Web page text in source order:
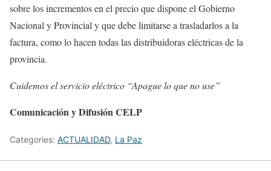
sobre los incrementos en el precio que dispone el Gobierno
Nacional y Provincial y que debe limitarse a trasladarlos a la
factura, como lo hacen todas las distribuidoras eléctricas de la
provincia.
Cuidemos el servicio eléctrico “Apague lo que no use”
Comunicación y Difusión CELP
Categories: ACTUALIDAD, La Paz